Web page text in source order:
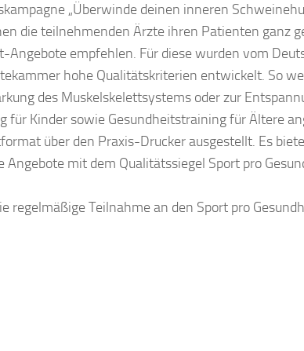
„Überwinde deinen inneren
die teilnehmenden Ärzte ihren Patienten ganz
Angebote empfehlen. Für diese wurden vom
hohe Qualitätskriterien entwickelt. So
des Muskelskelettsystems oder zur
für Kinder sowie Gesundheitstraining für Ältere
über den Praxis-Drucker ausgestellt. Es
mit dem Qualitätssiegel Sport pro
regelmäßige Teilnahme an den Sport pro